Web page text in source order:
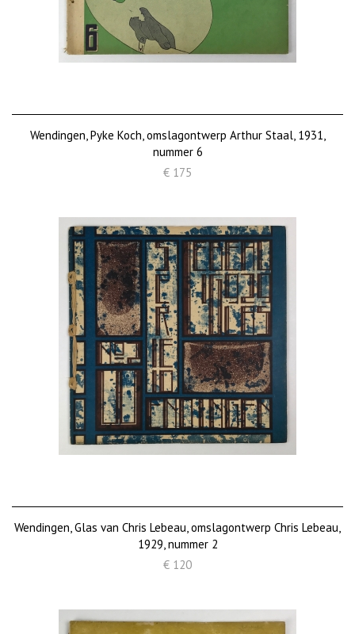
Wendingen, Pyke Koch, omslagontwerp Arthur Staal, 1931,
nummer 6
€ 175
Wendingen, Glas van Chris Lebeau, omslagontwerp Chris Lebeau,
1929, nummer 2
€ 120